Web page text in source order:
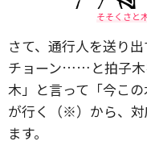
そそくさと
さて、通行人を送り
チョーン……と拍子木
木」と言って「今こ
が行く（※）から、対
ます。